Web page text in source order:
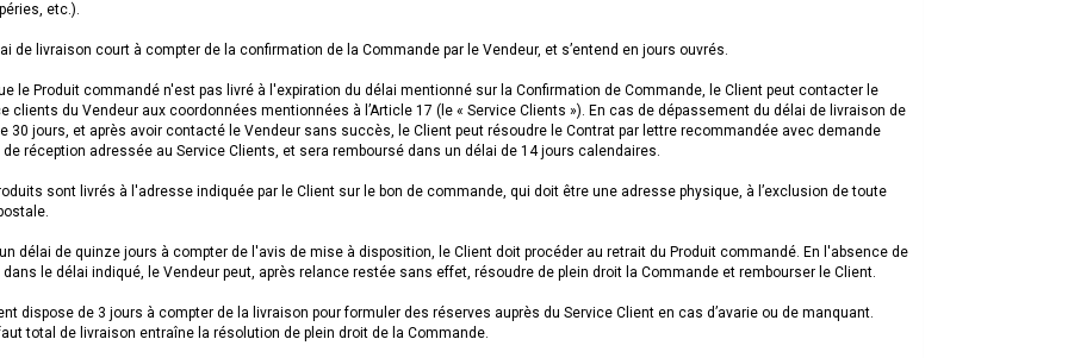
etc.).
de livraison court à compter de la confirmation de la Commande par le Vendeur, et s’entend en jours ouvrés.
le Produit commandé n'est pas livré à l'expiration du délai mentionné sur la Confirmation de Commande, le Client peut contacter le
clients du Vendeur aux coordonnées mentionnées à l’Article 17 (le « Service Clients »). En cas de dépassement du délai de livraison de
30 jours, et après avoir contacté le Vendeur sans succès, le Client peut résoudre le Contrat par lettre recommandée avec demande
réception adressée au Service Clients, et sera remboursé dans un délai de 14 jours calendaires.
sont livrés à l'adresse indiquée par le Client sur le bon de commande, qui doit être une adresse physique, à l’exclusion de toute
délai de quinze jours à compter de l'avis de mise à disposition, le Client doit procéder au retrait du Produit commandé. En l'absence de
le délai indiqué, le Vendeur peut, après relance restée sans effet, résoudre de plein droit la Commande et rembourser le Client.
dispose de 3 jours à compter de la livraison pour formuler des réserves auprès du Service Client en cas d’avarie ou de manquant.
total de livraison entraîne la résolution de plein droit de la Commande.